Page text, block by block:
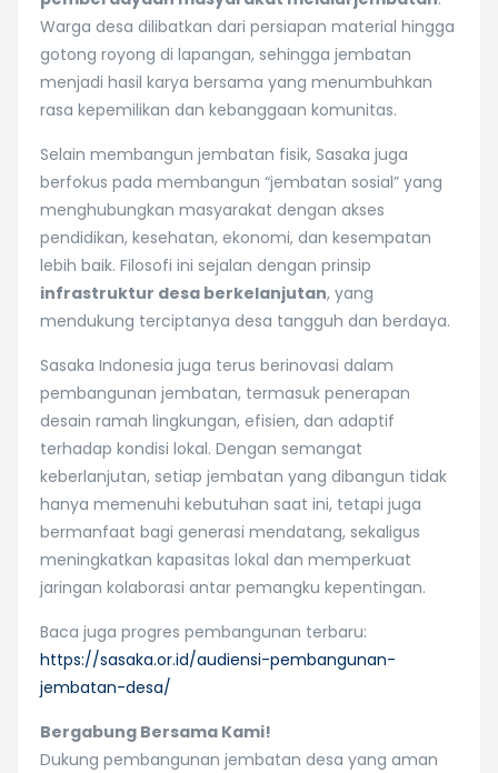
Warga desa dilibatkan dari persiapan material hingga
gotong royong di lapangan, sehingga jembatan
menjadi hasil karya bersama yang menumbuhkan
rasa kepemilikan dan kebanggaan komunitas.
Selain membangun jembatan fisik, Sasaka juga
berfokus pada membangun “jembatan sosial” yang
menghubungkan masyarakat dengan akses
pendidikan, kesehatan, ekonomi, dan kesempatan
lebih baik. Filosofi ini sejalan dengan prinsip
infrastruktur desa berkelanjutan, yang
mendukung terciptanya desa tangguh dan berdaya.
Sasaka Indonesia juga terus berinovasi dalam
pembangunan jembatan, termasuk penerapan
desain ramah lingkungan, efisien, dan adaptif
terhadap kondisi lokal. Dengan semangat
keberlanjutan, setiap jembatan yang dibangun tidak
hanya memenuhi kebutuhan saat ini, tetapi juga
bermanfaat bagi generasi mendatang, sekaligus
meningkatkan kapasitas lokal dan memperkuat
jaringan kolaborasi antar pemangku kepentingan.
Baca juga progres pembangunan terbaru:
https://sasaka.or.id/audiensi-pembangunan-
jembatan-desa/
Bergabung Bersama Kami!
Dukung pembangunan jembatan desa yang aman